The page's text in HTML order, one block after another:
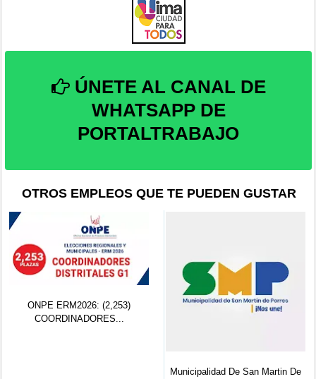
ÚNETE AL CANAL DE
WHATSAPP DE
PORTALTRABAJO
OTROS EMPLEOS QUE TE PUEDEN GUSTAR
AMAG: (05) Especialistas,